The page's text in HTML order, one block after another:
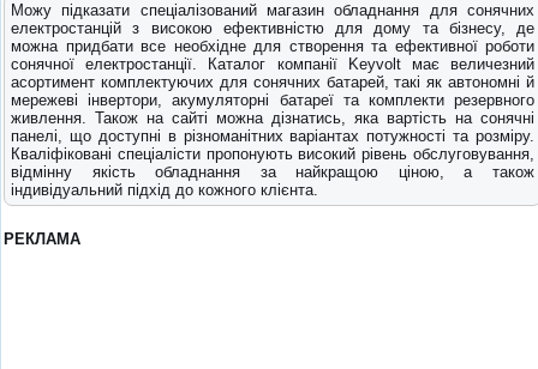
Можу підказати спеціалізований магазин обладнання для сонячних
електростанцій з високою ефективністю для дому та бізнесу, де
можна придбати все необхідне для створення та ефективної роботи
сонячної електростанції. Каталог компанії Keyvolt має величезний
асортимент комплектуючих для сонячних батарей, такі як автономні й
мережеві інвертори, акумуляторні батареї та комплекти резервного
живлення. Також на сайті можна дізнатись, яка вартість на сонячні
панелі, що доступні в різноманітних варіантах потужності та розміру.
Кваліфіковані спеціалісти пропонують високий рівень обслуговування,
відмінну якість обладнання за найкращою ціною, а також
індивідуальний підхід до кожного клієнта.
РЕКЛАМА